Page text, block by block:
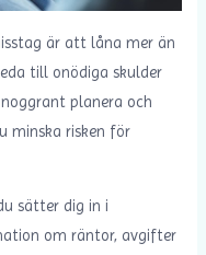
är att låna mer än
till onödiga skulder
planera och
minska risken för
sätter dig in i
om räntor, avgifter